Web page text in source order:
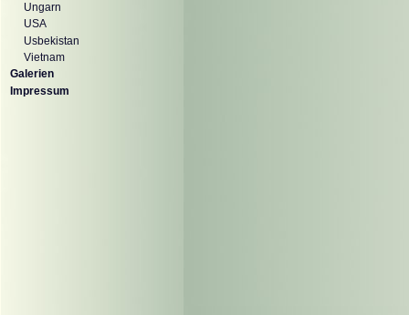
Ungarn
USA
Usbekistan
Vietnam
Galerien
Impressum